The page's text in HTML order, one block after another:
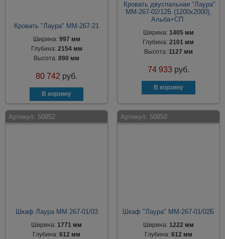
Кровать "Лаура" ММ-267-21
Ширина: 997 мм
Глубина: 2154 мм
Высота:890 мм
80 742 руб.
Кровать двуспальная "Лаура"
ММ-267-02/12Б (1200х2000),
Альба+СП
Ширина: 1405 мм
Глубина:2101 мм
Высота: 1127 мм
74 933 руб.
Артикул: 50852
Шкаф Лаура ММ 267-01/03
Ширина:1771 мм
Глубина:612 мм
Артикул: 50850
Шкаф "Лаура" ММ-267-01/02Б
Ширина: 1222 мм
Глубина: 612 мм